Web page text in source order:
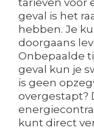
tarieven voor
geval is het
hebben. Je
doorgaans
Onbepaalde
geval kun je
is geen
overgestapt?
kunt direct